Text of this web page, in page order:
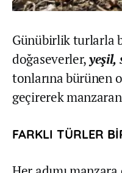
Günübirlik turlarla
doğaseverler,yeşil,
tonlarına bürünen
geçirerek
FARKLI TÜRLER